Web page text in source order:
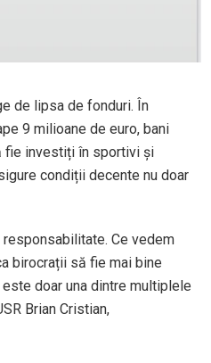
de lipsa de fonduri. În
9 milioane de euro, bani
fie investiți în sportivi și
condiții decente nu doar
Ce vedem
birocrații să fie mai bine
doar una dintre multiplele
Brian Cristian,